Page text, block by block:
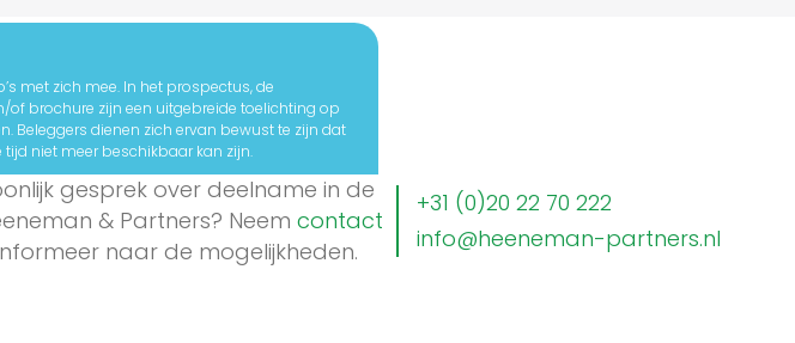
met zich mee. In het prospectus, de
of brochure zijn een uitgebreide toelichting op
Beleggers dienen zich ervan bewust te zijn dat
niet meer beschikbaar kan zijn.
gesprek over deelname in de
& Partners? Neemcontact
naar de mogelijkheden.
+31 (0)20 22 70 222
info@heeneman-partners.nl